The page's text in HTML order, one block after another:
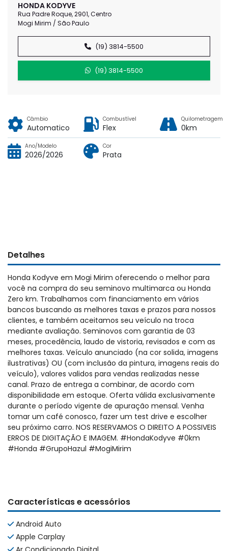
HONDA KODYVE
Rua Padre Roque, 2901, Centro
Mogi Mirim / São Paulo
(19) 3814-5500
(19) 3814-5500
Câmbio
Automatico
Combustível
Flex
Quilometragem
0km
Ano/Modelo
2026/2026
Cor
Prata
Detalhes
Honda Kodyve em Mogi Mirim oferecendo o melhor para
você na compra do seu seminovo multimarca ou Honda
Zero km. Trabalhamos com financiamento em vários
bancos buscando as melhores taxas e prazos para nossos
clientes, e também aceitamos seu veículo na troca
mediante avaliação. Seminovos com garantia de 03
meses, procedência, laudo de vistoria, revisados e com as
melhores taxas. Veículo anunciado (na cor solida, imagens
ilustrativas) OU (com inclusão da pintura, imagens reais do
veículo), valores validos para vendas realizadas nesse
canal. Prazo de entrega a combinar, de acordo com
disponibilidade em estoque. Oferta válida exclusivamente
durante o período vigente de apuração mensal. Venha
tomar um café conosco, fazer um test drive e escolher
seu próximo carro. NOS RESERVAMOS O DIREITO A POSSIVEIS
ERROS DE DIGITAÇÃO E IMAGEM. #HondaKodyve #0km
#Honda #GrupoHazul #MogiMirim
Características e acessórios
Android Auto
Apple Carplay